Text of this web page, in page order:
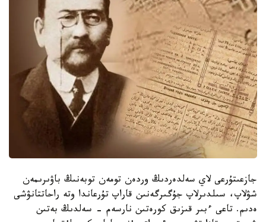
جازعىتۇرعى لاي سەلدەردىڭ وردەن تومەن توبەنىڭ باۋىرىمەن
شۋلاپ، سىلدىرلاپ جۇگىرگەنىن قاراپ تۇرعاندا وتە راحاتتانۋشى
ەدىم. تاعى ءبىر قىزىق كورەتىن نارسەم - سەلدىڭ بەتىن